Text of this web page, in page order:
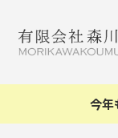
今年